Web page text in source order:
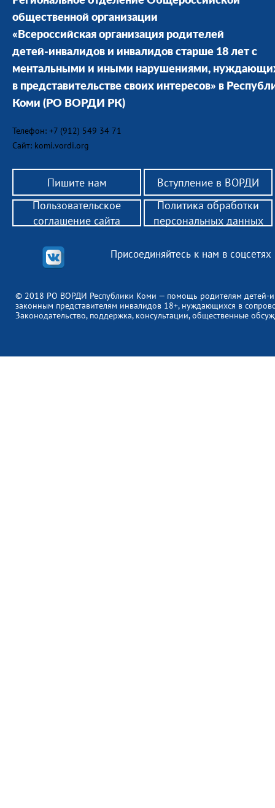
общественной организации
«Всероссийская организация родителей
детей-инвалидов и инвалидов старше 18 лет с
ментальными и иными нарушениями,
в представительстве своих интересов» в
Коми (РО ВОРДИ РК)
Телефон: +7 (912) 549 34 71
Сайт: komi.vordi.org
Пишите нам Вступление в ВОРДИ
© 2018 РО ВОРДИ Республики Коми — помощь родителям детей-
законным представителям инвалидов 18+, нуждающихся в
Законодательство, поддержка, консультации, общественные
Присоединяйтесь к нам в соцсетях
Пользовательское
соглашение сайта
Политика обработки
персональных данных